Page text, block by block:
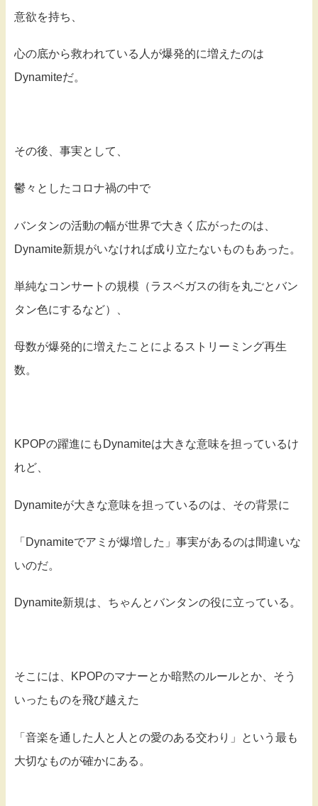
意欲を持ち、
心の底から救われている人が爆発的に増えたのは
Dynamiteだ。
その後、事実として、
鬱々としたコロナ禍の中で
バンタンの活動の幅が世界で大きく広がったのは、
Dynamite新規がいなければ成り立たないものもあった。
単純なコンサートの規模（ラスベガスの街を丸ごとバン
タン色にするなど）、
母数が爆発的に増えたことによるストリーミング再生
数。
KPOPの躍進にもDynamiteは大きな意味を担っているけ
れど、
Dynamiteが大きな意味を担っているのは、その背景に
「Dynamiteでアミが爆増した」事実があるのは間違いな
いのだ。
Dynamite新規は、ちゃんとバンタンの役に立っている。
そこには、KPOPのマナーとか暗黙のルールとか、そう
いったものを飛び越えた
「音楽を通した人と人との愛のある交わり」という最も
大切なものが確かにある。